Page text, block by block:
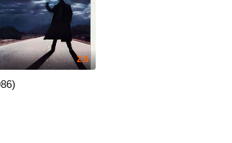
米特·沙阿 法尔扎纳·杜阿·鄂雷恩 米歇尔·布朗 克莱门
2.0